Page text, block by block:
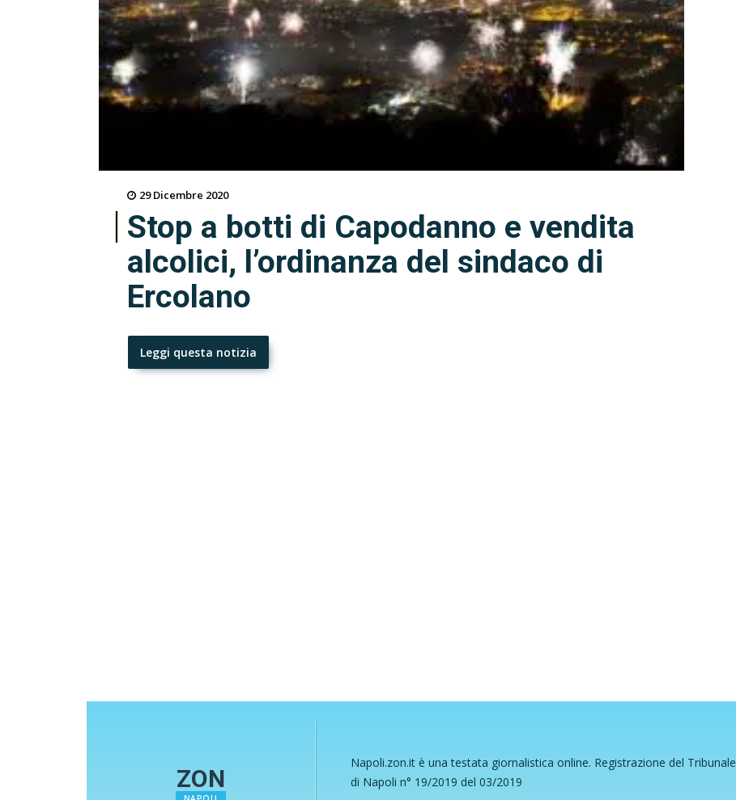
29 Dicembre 2020
Stop a botti di Capodanno e vendita
alcolici, l’ordinanza del sindaco di
Ercolano
Leggi questa notizia
ZON
Napoli.zon.it è una testata giornalistica online. Registrazione del Tribunale
di Napoli n° 19/2019 del 03/2019